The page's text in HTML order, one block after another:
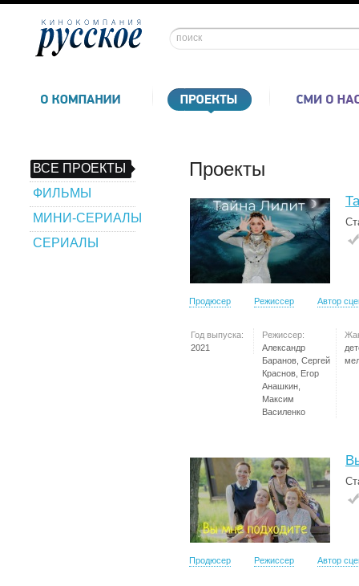
ВСЕ ПРОЕКТЫ
ФИЛЬМЫ
МИНИ-СЕРИАЛЫ
СЕРИАЛЫ
Проекты
Продюсер Режиссер Автор
Год выпуска:
2021
Режиссер:
Александр
Баранов, Сергей
Краснов, Егор
Анашкин,
Максим
Василенко
Продюсер Режиссер Автор